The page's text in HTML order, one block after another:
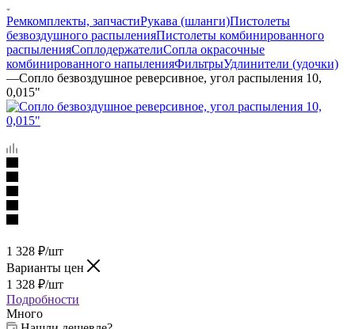
Ремкомплекты, запчастиРукава (шланги)Пистолеты
безвоздушного распыленияПистолеты комбинированного
распыленияСоплодержателиСопла окрасочные
комбинированного напыленияФильтрыУдлинители (удочки)
—Сопло безвоздушное реверсивное, угол распыления 10,
0,015"
1 328 ₽/шт
Варианты цен
1 328 ₽/шт
Подробности
Много